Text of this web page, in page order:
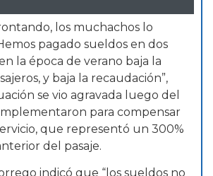
los muchachos lo
pagado sueldos en dos
la época de verano baja la
y baja la recaudación”,
se vio agravada luego del
para compensar
que representó un 300%
del pasaje.
indicó que “los sueldos no